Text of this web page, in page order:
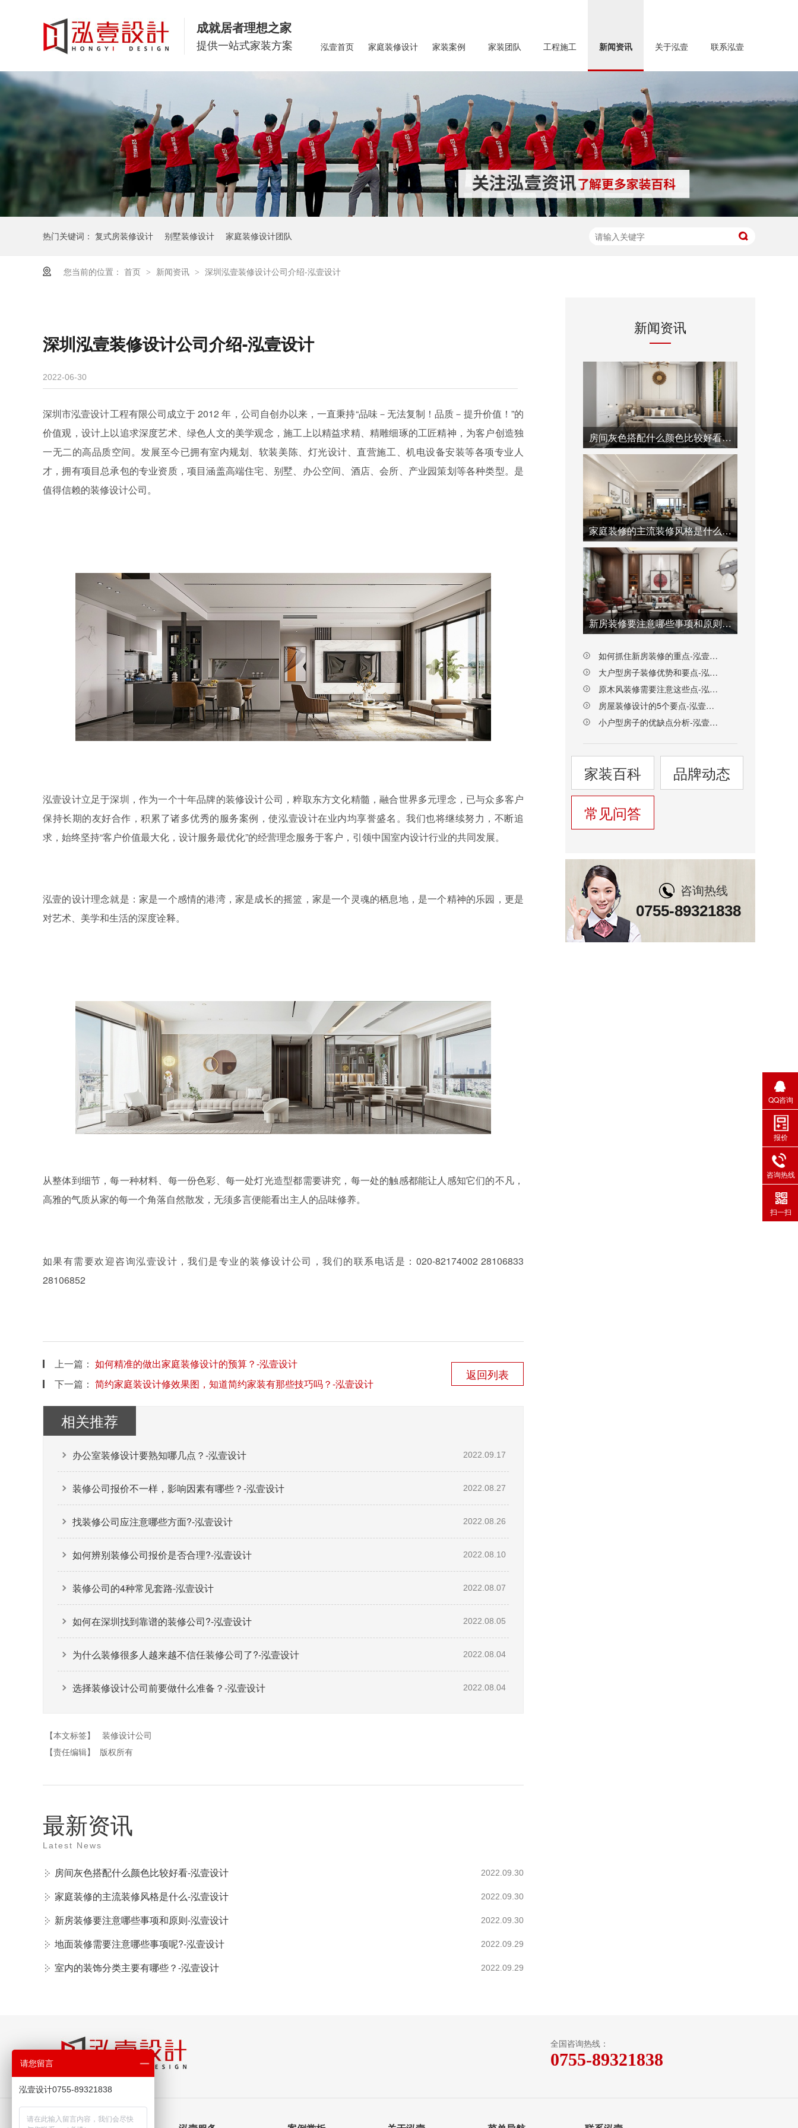
成就居者理想之家
提供一站式家装方案 泓壹首页 家庭装修设计 家装案例 家装团队 工程施工 新闻资讯 关于泓壹 联系泓壹
热门关键词： 复式房装修设计 别墅装修设计 家庭装修设计团队
您当前的位置： 首页 > 新闻资讯 > 深圳泓壹装修设计公司介绍-泓壹设计
深圳泓壹装修设计公司介绍-泓壹设计
2022-06-30
深圳市泓壹设计工程有限公司成立于2012 年，公司自创办以来，一直秉持“品味－无法复制！品质－提升价值！”的
价值观，设计上以追求深度艺术、绿色人文的美学观念，施工上以精益求精、精雕细琢的工匠精神，为客户创造独
一无二的高品质空间。发展至今已拥有室内规划、软装美陈、灯光设计、直营施工、机电设备安装等各项专业人
才，拥有项目总承包的专业资质，项目涵盖高端住宅、别墅、办公空间、酒店、会所、产业园策划等各种类型。是
值得信赖的装修设计公司。
泓壹设计立足于深圳，作为一个十年品牌的装修设计公司，粹取东方文化精髓，融合世界多元理念，已与众多客户
保持长期的友好合作，积累了诸多优秀的服务案例，使泓壹设计在业内均享誉盛名。我们也将继续努力，不断追
求，始终坚持“客户价值最大化，设计服务最优化”的经营理念服务于客户，引领中国室内设计行业的共同发展。
泓壹的设计理念就是： 家是一个感情的港湾，家是成长的摇篮，家是一个灵魂的栖息地，是一个精神的乐园，更是
对艺术、美学和生活的深度诠释。
从整体到细节，每一种材料、每一份色彩、每一处灯光造型都需要讲究，每一处的触感都能让人感知它们的不凡，
高雅的气质从家的每一个角落自然散发，无须多言便能看出主人的品味修养。
如果有需要欢迎咨询泓壹设计，我们是专业的装修设计公司，我们的联系电话是： 020-82174002 28106833
28106852
上一篇： 如何精准的做出家庭装修设计的预算？-泓壹设计
下一篇： 简约家庭装设计修效果图，知道简约家装有那些技巧吗？-泓壹设计
返回列表
相关推荐
办公室装修设计要熟知哪几点？-泓壹设计 2022.09.17
装修公司报价不一样，影响因素有哪些？-泓壹设计 2022.08.27
找装修公司应注意哪些方面?-泓壹设计 2022.08.26
如何辨别装修公司报价是否合理?-泓壹设计 2022.08.10
装修公司的4种常见套路-泓壹设计 2022.08.07
如何在深圳找到靠谱的装修公司?-泓壹设计 2022.08.05
为什么装修很多人越来越不信任装修公司了?-泓壹设计 2022.08.04
选择装修设计公司前要做什么准备？-泓壹设计 2022.08.04
【本文标签】
装修设计公司
【责任编辑】
版权所有
最新资讯
Latest News
房间灰色搭配什么颜色比较好看-泓壹设计 2022.09.30
家庭装修的主流装修风格是什么-泓壹设计 2022.09.30
新房装修要注意哪些事项和原则-泓壹设计 2022.09.30
地面装修需要注意哪些事项呢?-泓壹设计 2022.09.29
室内的装饰分类主要有哪些？-泓壹设计 2022.09.29
新闻资讯
房间灰色搭配什么颜色比较好看-泓壹设计
家庭装修的主流装修风格是什么-泓壹设计
新房装修要注意哪些事项和原则-泓壹设计
如何抓住新房装修的重点-泓壹设计
大户型房子装修优势和要点-泓壹设计
原木风装修需要注意这些点-泓壹设计
房屋装修设计的5个要点-泓壹设计
小户型房子的优缺点分析-泓壹设计
家装百科
品牌动态
常见问答
咨询热线
0755-89321838
全国咨询热线：
0755-89321838
QQ咨询
报价
咨询热线
扫一扫
请您留言
泓壹设计0755-89321838